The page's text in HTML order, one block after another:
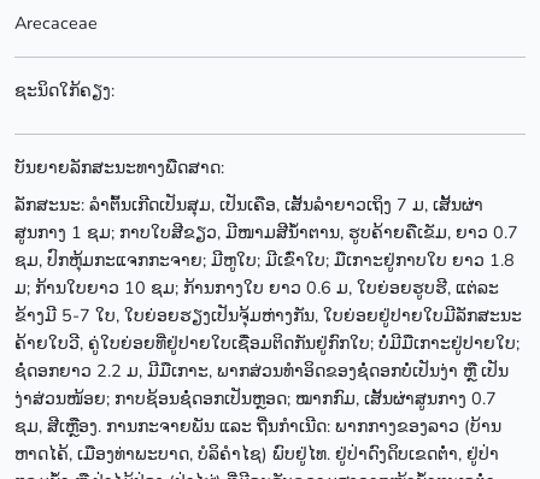
Arecaceae
ຊະນິດໃກ້ຄຽງ:
ບັນຍາຍລັກສະນະທາງພືດສາດ:
ລັກສະນະ: ລຳຕົ້ນເກີດເປັນສຸມ, ເປັນເຄືອ, ເສັ້ນລຳຍາວເຖິງ 7 ມ, ເສັ້ນຜ່າ
ສູນກາງ 1 ຊມ; ກາບໃບສີຂຽວ, ມີໜາມສີນ້ຳຕານ, ຮູບຄ້າຍຄືເຂັມ, ຍາວ 0.7
ຊມ, ປົກຫຸ້ມກະແຈກກະຈາຍ; ມີຫູໃບ; ມີເຂົ່າໃບ; ມືເກາະຢູ່ກາບໃບ ຍາວ 1.8
ມ; ກ້ານໃບຍາວ 10 ຊມ; ກ້ານກາງໃບ ຍາວ 0.6 ມ, ໃບຍ່ອຍຮູບຮີ, ແຕ່ລະ
ຂ້າງມີ 5-7 ໃບ, ໃບຍ່ອຍຮຽງເປັນຈຸ້ມຫ່າງກັນ, ໃບຍ່ອຍຢູ່ປາຍໃບມີລັກສະນະ
ຄ້າຍໃບວີ, ຄູ່ໃບຍ່ອຍທີ່ຢູ່ປາຍໃບເຊື່ອມຕິດກັນຢູ່ກົກໃບ; ບໍ່ມີມືເກາະຢູ່ປາຍໃບ;
ຊໍ່ດອກຍາວ 2.2 ມ, ມີມືເກາະ, ພາກສ່ວນທຳອິດຂອງຊໍ່ດອກບໍ່ເປັນງ່າ ຫຼື ເປັນ
ງ່າສ່ວນໜ້ອຍ; ກາບຊ້ອນຊໍ່ດອກເປັນຫຼອດ; ໝາກກົມ, ເສັ້ນຜ່າສູນກາງ 0.7
ຊມ, ສີເຫຼືອງ. ການກະຈາຍພັນ ແລະ ຖີ່ນກຳເນີດ: ພາກກາງຂອງລາວ (ບ້ານ
ຫາດໄຄ້, ເມືອງທ່າພະບາດ, ບໍລິຄຳໄຊ) ພົບຢູ່ໄທ. ຢູ່ປ່າດົງດິບເຂດຕ່ຳ, ຢູ່ປ່າ